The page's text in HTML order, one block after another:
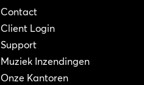
Contact
Client Login
Support
Muziek Inzendingen
Onze Kantoren